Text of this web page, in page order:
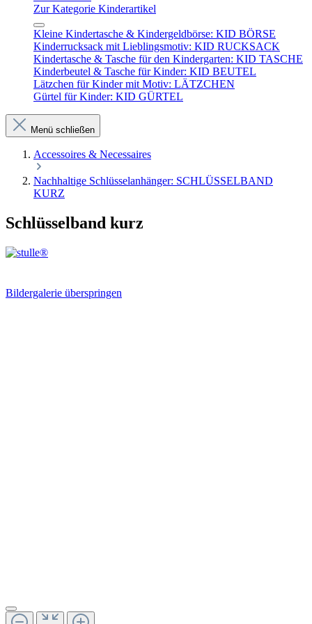
Zur Kategorie Kinderartikel
Kleine Kindertasche & Kindergeldbörse: KID BÖRSE
Kinderrucksack mit Lieblingsmotiv: KID RUCKSACK
Kindertasche & Tasche für den Kindergarten: KID TASCHE
Kinderbeutel & Tasche für Kinder: KID BEUTEL
Lätzchen für Kinder mit Motiv: LÄTZCHEN
Gürtel für Kinder: KID GÜRTEL
Menü schließen
Accessoires & Necessaires
Nachhaltige Schlüsselanhänger: SCHLÜSSELBAND
KURZ
Schlüsselband kurz
Bildergalerie überspringen